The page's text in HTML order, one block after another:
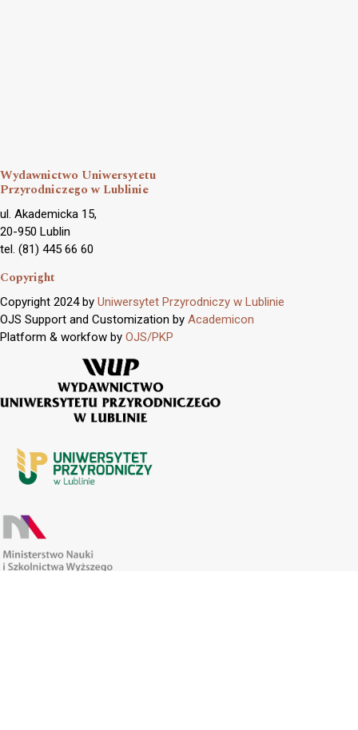
Wydawnictwo Uniwersytetu
Przyrodniczego w Lublinie
ul. Akademicka 15,
20-950 Lublin
tel. (81) 445 66 60
Copyright
Copyright 2024 by Uniwersytet Przyrodniczy w Lublinie
OJS Support and Customization by Academicon
Platform & workfow by OJS/PKP